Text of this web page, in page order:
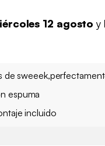
12 agostoy
de
espuma
incluido